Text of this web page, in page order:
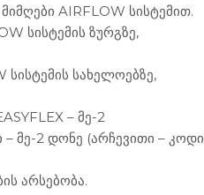
AIRFLOW სისტემით.
სისტემის ზურგზე,
სახელოებზე,
– მე-2
– მე-2 დონე (არჩევითი – კოდი
არსებობა.